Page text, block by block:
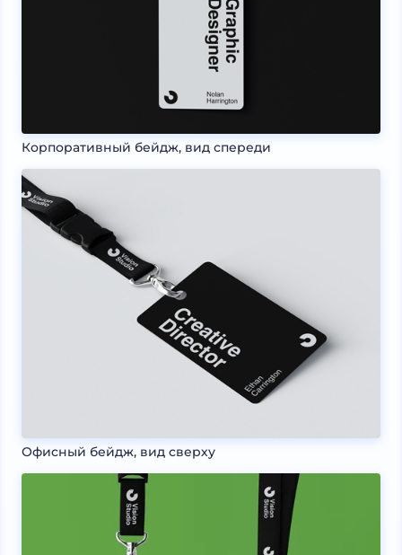
Корпоративный бейдж, вид спереди
Офисный бейдж, вид сверху